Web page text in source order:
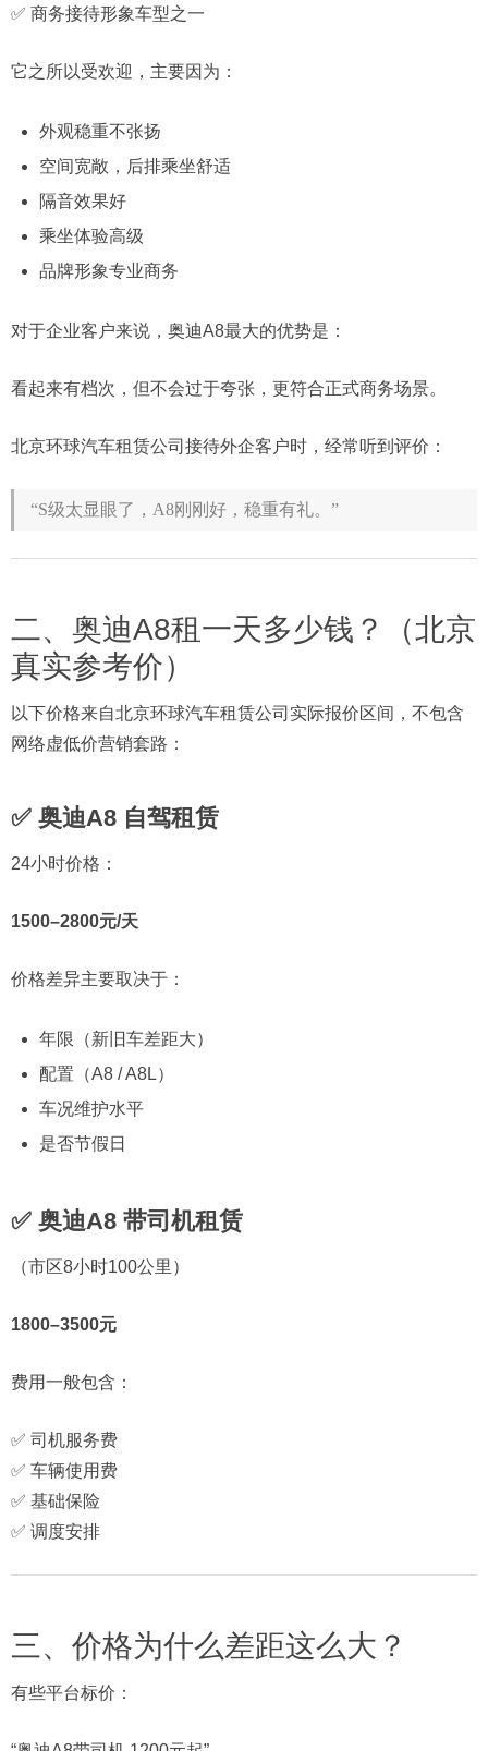
✅ 商务接待形象车型之一
它之所以受欢迎，主要因为：
外观稳重不张扬
空间宽敞，后排乘坐舒适
隔音效果好
乘坐体验高级
品牌形象专业商务
对于企业客户来说，奥迪A8最大的优势是：
看起来有档次，但不会过于夸张，更符合正式商务场景。
北京环球汽车租赁公司接待外企客户时，经常听到评价：
“S级太显眼了，A8刚刚好，稳重有礼。”
二、奥迪A8租一天多少钱？（北京
真实参考价）
以下价格来自北京环球汽车租赁公司实际报价区间，不包含
网络虚低价营销套路：
✅ 奥迪A8 自驾租赁
24小时价格：
1500–2800元/天
价格差异主要取决于：
年限（新旧车差距大）
配置（A8 / A8L）
车况维护水平
是否节假日
✅ 奥迪A8 带司机租赁
（市区8小时100公里）
1800–3500元
费用一般包含：
✅ 司机服务费
✅ 车辆使用费
✅ 基础保险
✅ 调度安排
三、价格为什么差距这么大？
有些平台标价：